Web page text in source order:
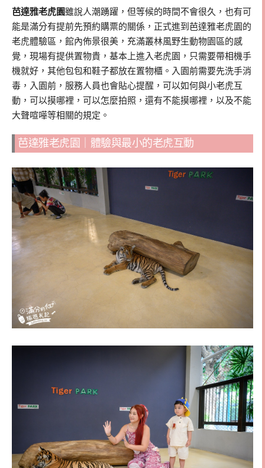
芭達雅老虎園雖說人潮踴躍，但等候的時間不會很久，也有可
能是滿分有提前先預約購票的關係，正式進到芭達雅老虎園的
老虎體驗區，館內佈景很美，充滿叢林風野生動物園區的感
覺，現場有提供置物貴，基本上進入老虎園，只需要帶相機手
機就好，其他包包和鞋子都放在置物櫃。入園前需要先洗手消
毒，入園前，服務人員也會貼心提醒，可以如何與小老虎互
動，可以摸哪裡，可以怎麼拍照，還有不能摸哪裡，以及不能
大聲喧嘩等相關的規定。
芭達雅老虎園｜體驗與最小的老虎互動